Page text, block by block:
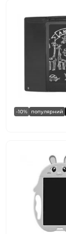
-10% популярний